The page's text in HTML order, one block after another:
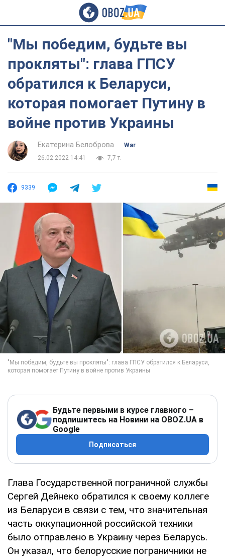
"Мы победим, будьте вы
прокляты": глава ГПСУ
обратился к Беларуси,
которая помогает Путину в
войне против Украины
Екатерина Белоброва
War
26.02.2022 14:41
7,7 т.
9339
Будьте первыми в курсе главного –
подпишитесь на Новини на OBOZ.UA в
Google
Подписаться
Глава Государственной пограничной службы
Сергей Дейнеко обратился к своему коллеге
из Беларуси в связи с тем, что значительная
часть оккупационной российской техники
было отправлено в Украину через Беларусь.
Он указал, что белорусские пограничники не